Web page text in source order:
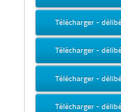
Télécharger -
Télécharger -
Télécharger -
Télécharger -